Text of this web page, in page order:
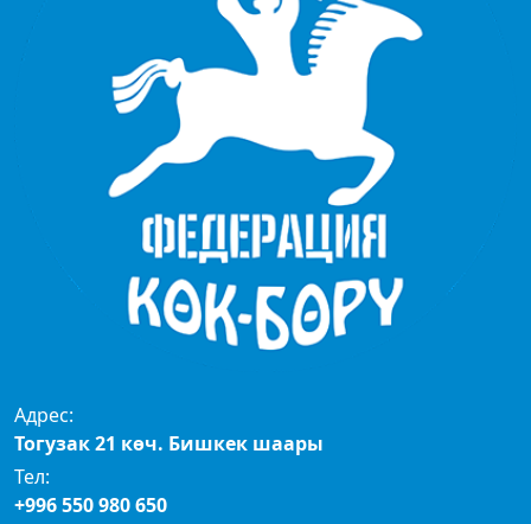
Адрес:
Тогузак 21 көч. Бишкек шаары
Тел:
+996 550 980 650